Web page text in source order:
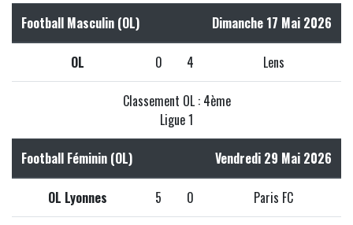
Football Masculin (OL) Dimanche 17 Mai 2026
OL 0 4 Lens
Classement OL : 4ème
Ligue 1
Football Féminin (OL) Vendredi 29 Mai 2026
OL Lyonnes 5 0 Paris FC